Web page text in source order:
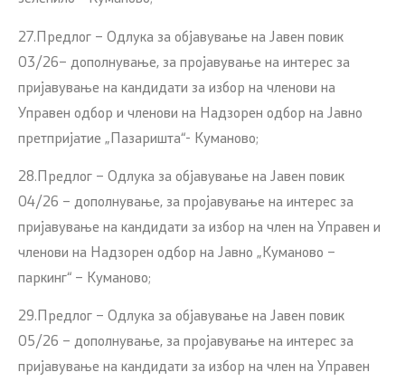
27.Предлог – Одлука за објавување на Jавен повик
03/26– дополнување, за пројавување на интерес за
пријавување на кандидати за избор на членови на
Управен одбор и членови на Надзорен одбор на Јавно
претпријатие „Пазаришта“- Куманово;
28.Предлог – Одлука за објавување на Jавен повик
04/26 – дополнување, за пројавување на интерес за
пријавување на кандидати за избор на член на Управен и
членови на Надзорен одбор на Јавно „Куманово –
паркинг“ – Куманово;
29.Предлог – Одлука за објавување на Jавен повик
05/26 – дополнување, за пројавување на интерес за
пријавување на кандидати за избор на член на Управен